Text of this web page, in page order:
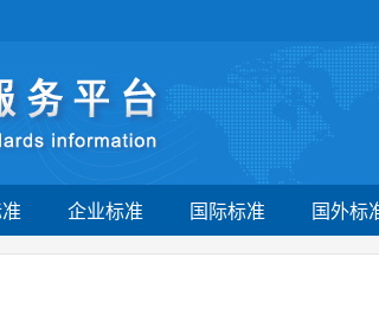
企业标准 国际标准 国外标